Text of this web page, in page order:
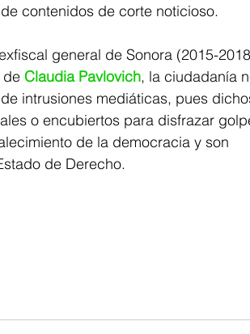
contenidos de corte noticioso.
general de Sonora (2015-
de Claudia Pavlovich, la ciudadanía
intrusiones mediáticas, pues
o encubiertos para disfrazar
de la democracia y son
de Derecho.